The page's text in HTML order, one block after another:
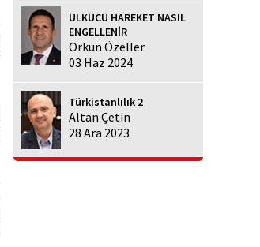
ÜLKÜCÜ HAREKET NASIL
ENGELLENİR
Orkun Özeller
03 Haz 2024
Türkistanlılık 2
Altan Çetin
28 Ara 2023